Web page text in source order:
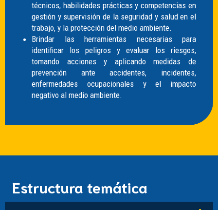
técnicos, habilidades prácticas y competencias en
gestión y supervisión de la seguridad y salud en el
trabajo, y la protección del medio ambiente.
Brindar las herramientas necesarias para
identificar los peligros y evaluar los riesgos,
tomando acciones y aplicando medidas de
prevención ante accidentes, incidentes,
enfermedades ocupacionales y el impacto
negativo al medio ambiente.
Estructura temática